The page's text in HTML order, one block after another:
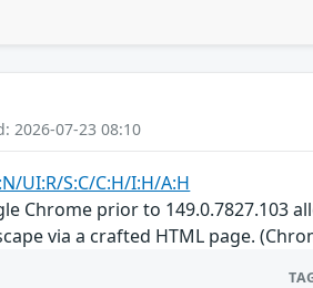
2026-07-23 08:10
UI:R/S:C/C:H/I:H/A:H
Chrome prior to
via a crafted HTML page.